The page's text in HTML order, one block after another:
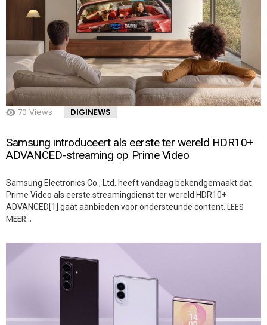
70 Views DIGINEWS
Samsung introduceert als eerste ter wereld HDR10+
ADVANCED-streaming op Prime Video
Samsung Electronics Co., Ltd. heeft vandaag bekendgemaakt dat
Prime Video als eerste streamingdienst ter wereld HDR10+
ADVANCED[1] gaat aanbieden voor ondersteunde content. LEES
MEER…